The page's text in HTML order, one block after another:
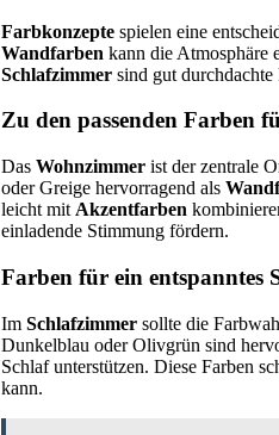
Farbkonzepte spielen eine
Wandfarben kann die Atmosphäre
Schlafzimmer sind gut
Zu den passenden Farben
Das Wohnzimmer ist der zentrale
oder Greige hervorragend als
leicht mit Akzentfarben
einladende Stimmung fördern.
Farben für ein entspanntes
Im Schlafzimmer sollte die
Dunkelblau oder Olivgrün sind
Schlaf unterstützen. Diese Farben
kann.